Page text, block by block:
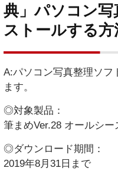
典」パソコン
ストールする方
A:パソコン写真整理ソフ
ます。
◎対象製品：
筆まめVer.28 オールシー
◎ダウンロード期間：
2019年8月31日まで